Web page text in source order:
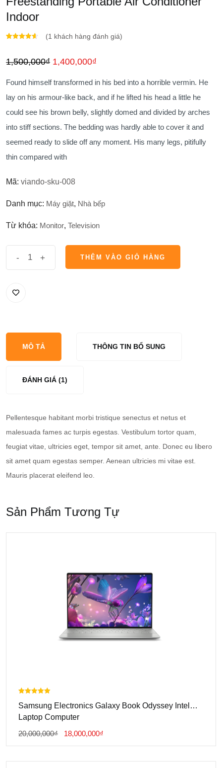
Indoor
trênđánh
giá
(1 khách hàng đánh giá)
1,500,000₫ Giá
1,500,000₫.
1,400,000₫
1,400,000₫.
Found himself transformed in his bed into a horrible vermin. He
lay on his armour-like back, and if he lifted his head a little he
could see his brown belly, slightly domed and divided by arches
into stiff sections. The bedding was hardly able to cover it and
seemed ready to slide off any moment. His many legs, pitifully
thin compared with
Mã: viando-sku-008
Danh mục: Máy giặt, Nhà bếp
Từ khóa: Monitor, Television
Portable
- +
THÊM VÀO GIỎ HÀNG
THÊM VÀO GIỎ HÀNG
MÔ TẢ THÔNG TIN BỔ SUNG
ĐÁNH GIÁ (1)
Pellentesque habitant morbi tristique senectus et netus et
malesuada fames ac turpis egestas. Vestibulum tortor quam,
feugiat vitae, ultricies eget, tempor sit amet, ante. Donec eu libero
sit amet quam egestas semper. Aenean ultricies mi vitae est.
Mauris placerat eleifend leo.
Sản Phẩm Tương Tự
Được xếp
hạng
5.00
5 sao
Samsung Electronics Galaxy Book Odyssey Intel
Laptop Computer
20,000,000₫
Giá
20,000,000₫.
18,000,000₫
Là: